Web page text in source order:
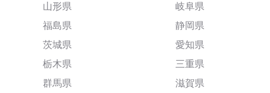
山形県
福島県
茨城県
栃木県
群馬県
岐阜県
静岡県
愛知県
三重県
滋賀県